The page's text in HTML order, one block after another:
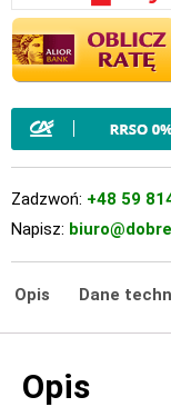
Zadzwoń: +48 59
Napisz:
Opis Dane
Opis